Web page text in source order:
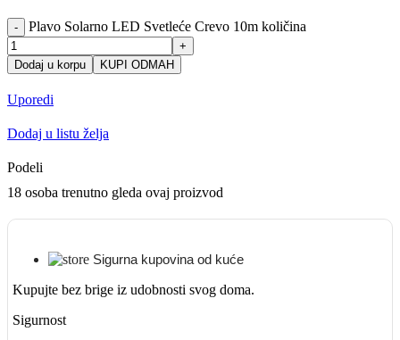
- Plavo Solarno LED Svetleće Crevo 10m količina
+
Dodaj u korpu
KUPI ODMAH
Uporedi
Dodaj u listu želja
Podeli
18 osoba trenutno gleda ovaj proizvod
Sigurna kupovina od kuće
Kupujte bez brige iz udobnosti svog doma.
Sigurnost